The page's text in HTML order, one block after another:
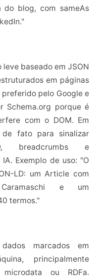
do blog, com sameAs
baseado em JSON
em páginas
preferido pelo Google e
Schema.org porque é
com o DOM. Em
fato para sinalizar
breadcrumbs e
Exemplo de uso: "O
LD: um Article com
e um
termos."
marcados em
principalmente
ou RDFa.